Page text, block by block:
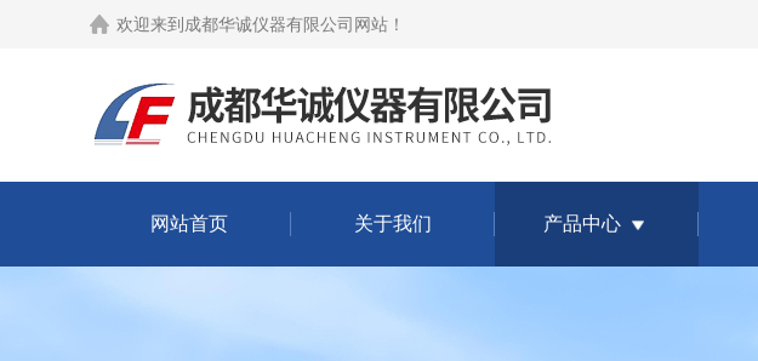
欢迎来到 成都华诚仪器有限公司网站 ！
网站首页 关于我们 产品中心